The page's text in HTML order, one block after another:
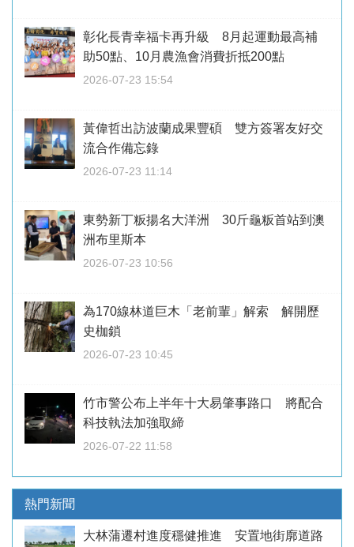
彰化長青幸福卡再升級 8月起運動最高補
助50點、10月農漁會消費折抵200點
2026-07-23 15:54
黃偉哲出訪波蘭成果豐碩 雙方簽署友好交
流合作備忘錄
2026-07-23 11:14
東勢新丁粄揚名大洋洲 30斤龜粄首站到澳
洲布里斯本
2026-07-23 10:56
為170線林道巨木「老前輩」解索 解開歷
史枷鎖
2026-07-23 10:45
竹市警公布上半年十大易肇事路口 將配合
科技執法加強取締
2026-07-22 11:58
熱門新聞
大林蒲遷村進度穩健推進 安置地街廓道路